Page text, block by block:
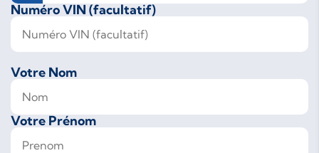
Numéro VIN (facultatif)
Votre Nom
Votre Prénom